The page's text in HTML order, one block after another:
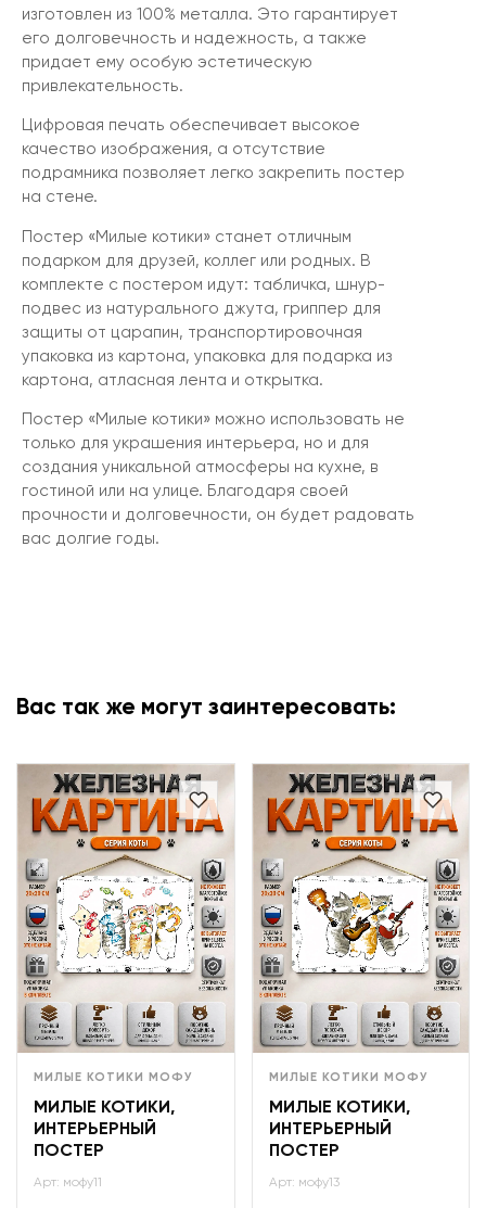
изготовлен из 100% металла. Это гарантирует
его долговечность и надежность, а также
придает ему особую эстетическую
привлекательность.
Цифровая печать обеспечивает высокое
качество изображения, а отсутствие
подрамника позволяет легко закрепить постер
на стене.
Постер «Милые котики» станет отличным
подарком для друзей, коллег или родных. В
комплекте с постером идут: табличка, шнур-
подвес из натурального джута, гриппер для
защиты от царапин, транспортировочная
упаковка из картона, упаковка для подарка из
картона, атласная лента и открытка.
Постер «Милые котики» можно использовать не
только для украшения интерьера, но и для
создания уникальной атмосферы на кухне, в
гостиной или на улице. Благодаря своей
прочности и долговечности, он будет радовать
вас долгие годы.
Вас так же могут заинтересовать:
МИЛЫЕ КОТИКИ МОФУ
МИЛЫЕ КОТИКИ,
ИНТЕРЬЕРНЫЙ
ПОСТЕР
Арт: мофу11
МИЛЫЕ КОТИКИ МОФУ
МИЛЫЕ КОТИКИ,
ИНТЕРЬЕРНЫЙ
ПОСТЕР
Арт: мофу13